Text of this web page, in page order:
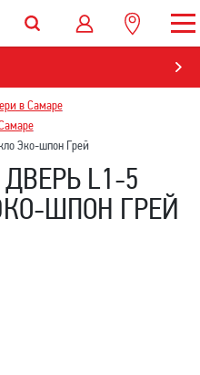
в Самаре
Эко-шпон Грей
L1-5
ШПОН ГРЕЙ